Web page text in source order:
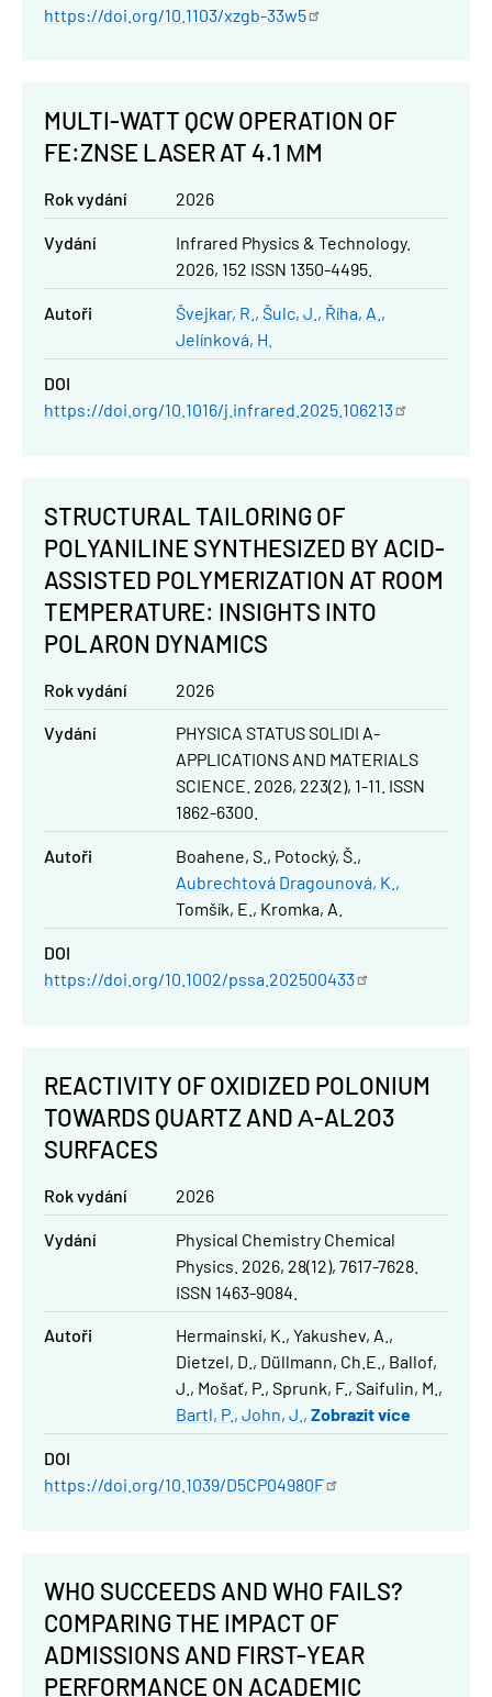
https://doi.org/10.1103/xzgb-33w5
MULTI-WATT QCW OPERATION OF
FE:ZNSE LASER AT 4.1 ΜM
Rok vydání 2026
Vydání
Infrared Physics & Technology.
2026, 152 ISSN 1350-4495.
Autoři Švejkar, R. Šulc, J.
Říha, A.
Jelínková, H.
DOI
https://doi.org/10.1016/j.infrared.2025.106213
STRUCTURAL TAILORING OF
POLYANILINE SYNTHESIZED BY ACID-
ASSISTED POLYMERIZATION AT ROOM
TEMPERATURE: INSIGHTS INTO
POLARON DYNAMICS
Rok vydání 2026
Vydání
PHYSICA STATUS SOLIDI A-
APPLICATIONS AND MATERIALS
SCIENCE. 2026, 223(2), 1-11. ISSN
1862-6300.
Autoři Boahene, S.
Potocký, Š.
Aubrechtová Dragounová, K.
Tomšík, E.
Kromka, A.
DOI
https://doi.org/10.1002/pssa.202500433
REACTIVITY OF OXIDIZED POLONIUM
TOWARDS QUARTZ AND Α-AL2O3
SURFACES
Rok vydání 2026
Vydání
Physical Chemistry Chemical
Physics. 2026, 28(12), 7617-7628.
ISSN 1463-9084.
Autoři Hermainski, K.
Yakushev, A.
Dietzel, D.
Düllmann, Ch.E.
Ballof,
J.
Mošať, P. Sprunk, F. Saifulin, M.
Bartl, P. John, J. Zobrazit více
DOI
https://doi.org/10.1039/D5CP04980F
WHO SUCCEEDS AND WHO FAILS?
COMPARING THE IMPACT OF
ADMISSIONS AND FIRST-YEAR
PERFORMANCE ON ACADEMIC